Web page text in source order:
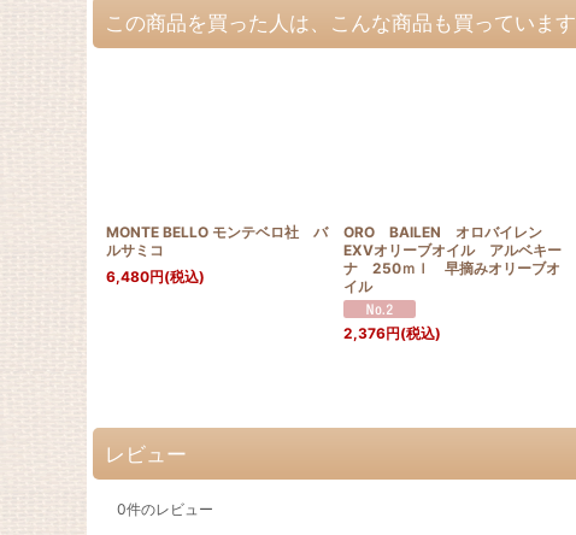
この商品を買った人は、こんな商品も買っています
MONTE BELLO モンテベロ社 バ
ルサミコ
6,480円(税込)
ORO BAILEN オロバイレン
EXVオリーブオイル アルベキー
ナ 250ｍｌ 早摘みオリーブオ
イル
2,376円(税込)
レビュー
0件のレビュー